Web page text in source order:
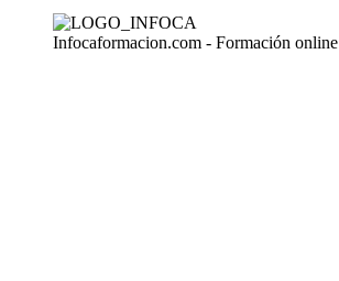
Infocaformacion.com - Formación online